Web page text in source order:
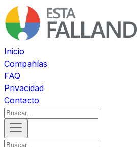
Inicio
Compañías
FAQ
Privacidad
Contacto